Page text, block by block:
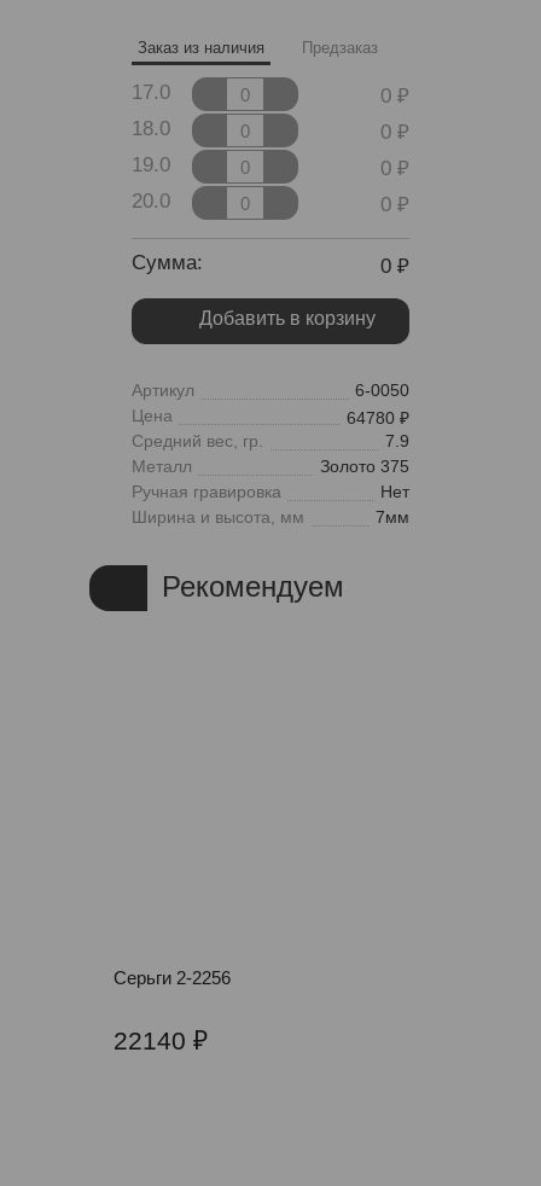
Заказ из наличия Предзаказ
17.0
0
18.0
0
19.0
0
20.0
0
Сумма: 0
Добавить в корзину
Артикул
6-0050
Цена
64780
Средний вес, гр.
7.9
Металл
Золото 375
Ручная гравировка
Нет
Ширина и высота, мм
7мм
Рекомендуем
Серьги 2-2256
22140